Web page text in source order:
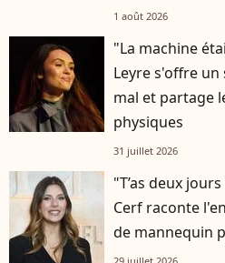
1 août 2026
"La machine
Leyre s'offre
mal et partage
physiques
31 juillet 2026
"T’as deux
Cerf raconte
de mannequin